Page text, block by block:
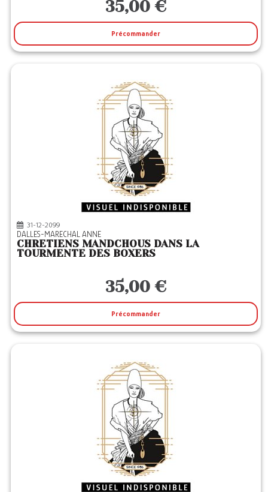
35,00 €
Précommander
31-12-2099
DALLES-MARECHAL ANNE
CHRETIENS MANDCHOUS DANS LA
TOURMENTE DES BOXERS
35,00 €
Précommander